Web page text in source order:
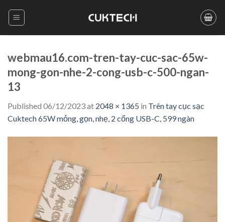
webmau16.com-tren-tay-cuc-sac-65w-
mong-gon-nhe-2-cong-usb-c-500-ngan-
13
Published 06/12/2023at 2048 × 1365 in Trên tay cục sạc
Cuktech 65W mỏng, gọn, nhẹ, 2 cổng USB-C, 599 ngàn